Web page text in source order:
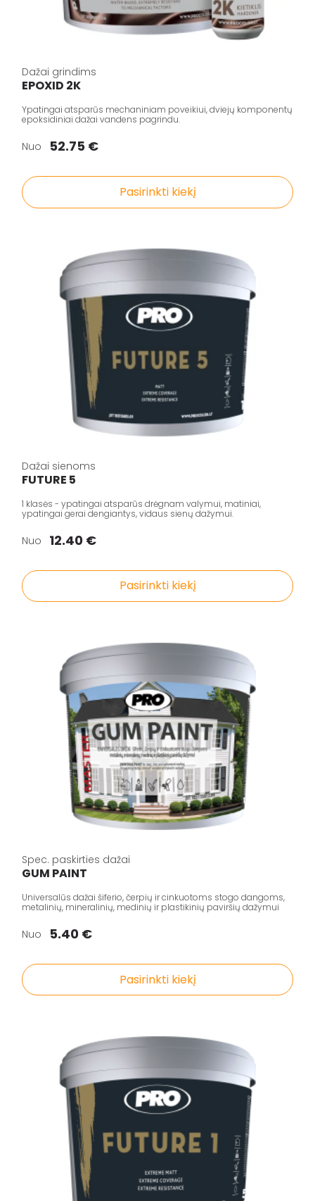
Dažai grindims
EPOXID 2K
Ypatingai atsparūs mechaniniam poveikiui, dviejų komponentų
epoksidiniai dažai vandens pagrindu.
Nuo 52.75 €
Pasirinkti kiekį
Dažai sienoms
FUTURE 5
1 klasės - ypatingai atsparūs drėgnam valymui, matiniai,
ypatingai gerai dengiantys, vidaus sienų dažymui.
Nuo 12.40 €
Pasirinkti kiekį
Spec. paskirties dažai
GUM PAINT
Universalūs dažai šiferio, čerpių ir cinkuotoms stogo dangoms,
metalinių, mineralinių, medinių ir plastikinių paviršių dažymui
Nuo 5.40 €
Pasirinkti kiekį